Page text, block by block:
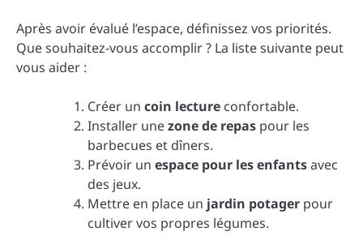
Après avoir évalué l’espace, définissez vos priorités.
Que souhaitez-vous accomplir ? La liste suivante peut
vous aider :
Créer un coin lecture confortable.
Installer unezone de repas pour les
barbecues et dîners.
Prévoir un espace pour les enfantsavec
des jeux.
Mettre en place un jardin potager pour
cultiver vos propres légumes.